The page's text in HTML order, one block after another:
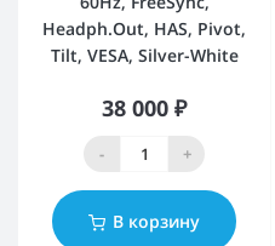
Headph.Out, HAS, Pivot,
Tilt, VESA, Silver-White
38 000 ₽
- +
В корзину